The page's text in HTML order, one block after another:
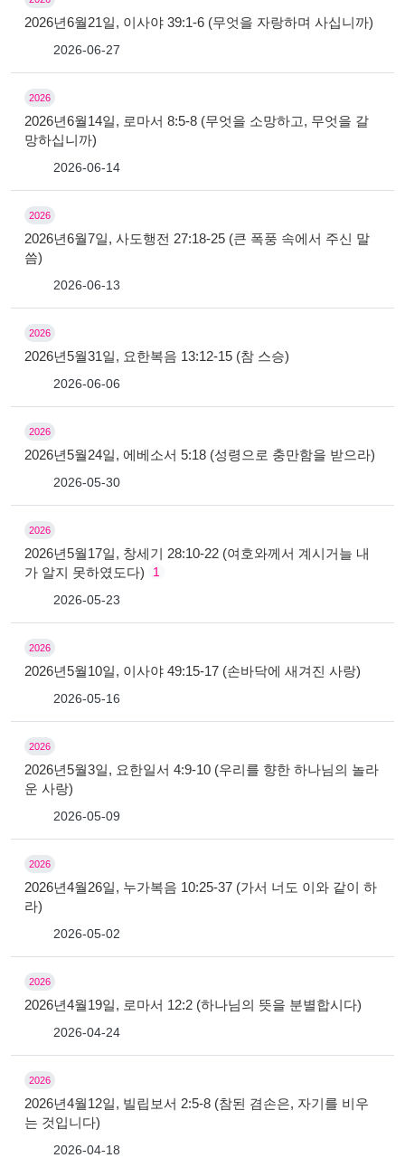
2026년6월21일, 이사야 39:1-6 (무엇을 자랑하며 사십니까)
2026-06-27
2026
2026년6월14일, 로마서 8:5-8 (무엇을 소망하고, 무엇을 갈
망하십니까)
2026-06-14
2026
2026년6월7일, 사도행전 27:18-25 (큰 폭풍 속에서 주신 말
씀)
2026-06-13
2026
2026년5월31일, 요한복음 13:12-15 (참 스승)
2026-06-06
2026
2026년5월24일, 에베소서 5:18 (성령으로 충만함을 받으라)
2026-05-30
2026
2026년5월17일, 창세기 28:10-22 (여호와께서 계시거늘 내
가 알지 못하였도다)
1
2026-05-23
2026
2026년5월10일, 이사야 49:15-17 (손바닥에 새겨진 사랑)
2026-05-16
2026
2026년5월3일, 요한일서 4:9-10 (우리를 향한 하나님의 놀라
운 사랑)
2026-05-09
2026
2026년4월26일, 누가복음 10:25-37 (가서 너도 이와 같이 하
라)
2026-05-02
2026
2026년4월19일, 로마서 12:2 (하나님의 뜻을 분별합시다)
2026-04-24
2026
2026년4월12일, 빌립보서 2:5-8 (참된 겸손은, 자기를 비우
는 것입니다)
2026-04-18